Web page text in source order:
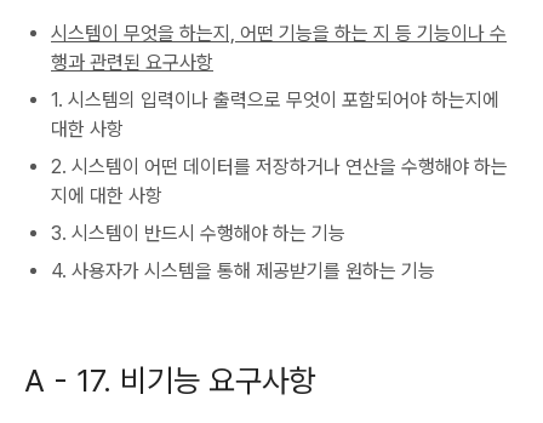
시스템이 무엇을 하는지, 어떤 기능을 하는 지 등 기능이나 수
행과 관련된 요구사항
1. 시스템의 입력이나 출력으로 무엇이 포함되어야 하는지에
대한 사항
2. 시스템이 어떤 데이터를 저장하거나 연산을 수행해야 하는
지에 대한 사항
3. 시스템이 반드시 수행해야 하는 기능
4. 사용자가 시스템을 통해 제공받기를 원하는 기능
A - 17. 비기능 요구사항